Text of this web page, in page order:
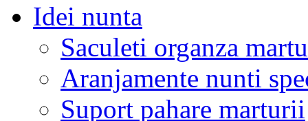
Idei nunta
Saculeti organza
Aranjamente nunti
Suport pahare marturii